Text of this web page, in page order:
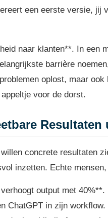
een eerste versie,
naar klanten**. In een
barrière
oplost, maar
voor de dorst.
Resultaten
concrete resultaten
inzetten. Echte
output met
ChatGPT in zijn